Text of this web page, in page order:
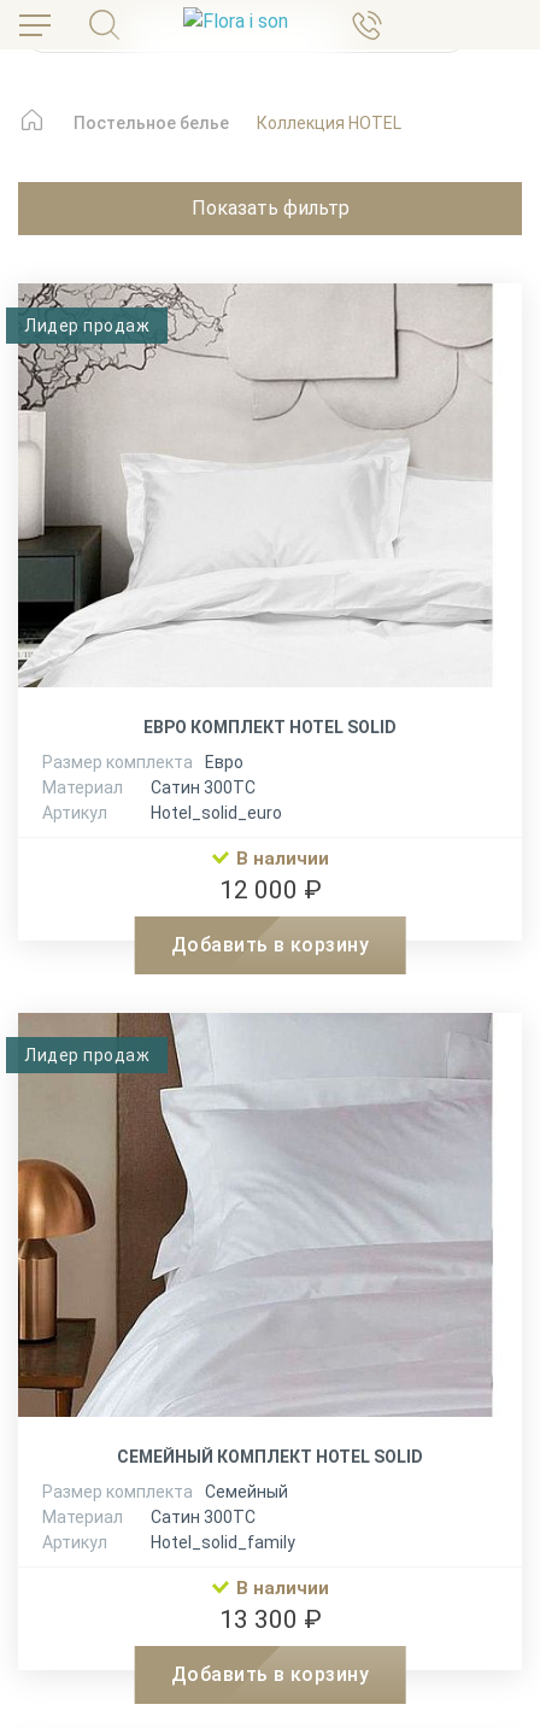
Постельное белье Коллекция HOTEL
Показать фильтр
Лидер продаж
ЕВРО КОМПЛЕКТ HOTEL SOLID
Размер комплекта
Евро
Материал
Сатин 300ТС
Артикул
Hotel_solid_euro
В наличии
12 000 ₽
Добавить в корзину
Лидер продаж
СЕМЕЙНЫЙ КОМПЛЕКТ HOTEL SOLID
Размер комплекта
Семейный
Материал
Сатин 300ТС
Артикул
Hotel_solid_family
В наличии
13 300 ₽
Добавить в корзину